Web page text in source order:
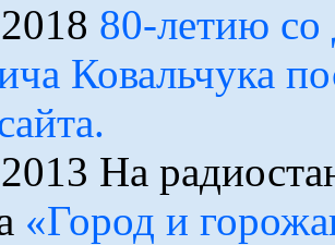
80-летию со
Ковальчука
На
«Город и